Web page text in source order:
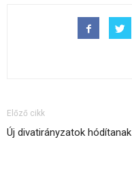
Előző cikk
Új divatirányzatok hódítanak